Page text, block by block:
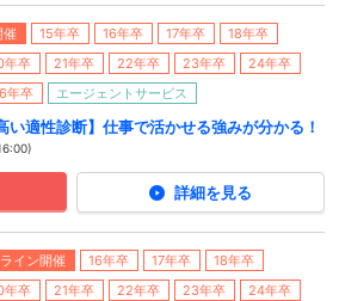
催 15年卒 16年卒 17年卒
18年卒
年卒 21年卒 22年卒 23年卒
24年卒
年卒 エージェントサービス
い適性診断】仕事で活かせる強みが分かる！
詳細を見る
イン開催 16年卒 17年卒
18年卒
年卒 21年卒 22年卒 23年卒
24年卒